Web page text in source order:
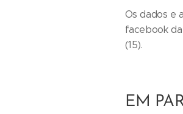
Os dados e
facebook
(15).
EM